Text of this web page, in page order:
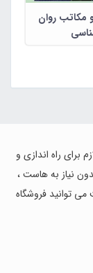
مکاتب روان
برای راه اندازی و
نیاز به هاست ،
توانید فروشگاه